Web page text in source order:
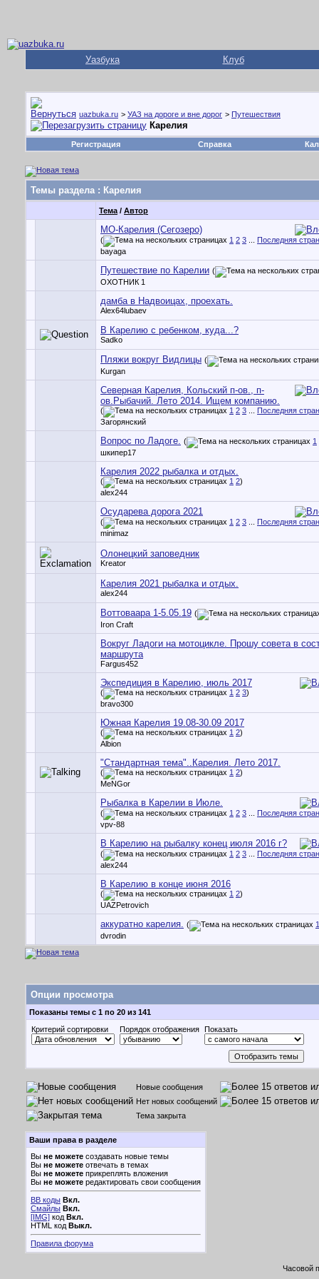
Уазбука Клуб
uazbuka.ru > УАЗ на дороге и вне дорог > Путешествия
Карелия
Регистрация Справка
Темы раздела: Карелия
Тема / Автор
МО-Карелия (Сегозеро)
( 1 2 3
Последняя
bayaga
Путешествие по Карелии (
ОХОТНИК 1
дамба в Надвоицах, проехать.
Alex64lubaev
В Карелию с ребенком, куда...?
Sadko
Пляжи вокруг Видлицы (
Kurgan
Северная Карелия, Кольский п-ов., п-
ов.Рыбачий. Лето 2014. Ищем компанию.
( 1 2 3
Последняя
Загорянский
Вопрос по Ладоге. (
1
шкипер17
Карелия 2022 рыбалка и отдых.
( 1 2)
alex244
Осударева дорога 2021
( 1 2 3
Последняя
minimaz
Олонецкий заповедник
Kreator
Карелия 2021 рыбалка и отдых.
alex244
Воттоваара 1-5.05.19 (
Iron Craft
Вокруг Ладоги на мотоцикле. Прошу совета в
маршрута
Fargus452
Экспедиция в Карелию, июль 2017
( 1 2 3)
bravo300
Южная Карелия 19.08-30.09 2017
( 1 2)
Albion
"Стандартная тема"..Карелия. Лето 2017.
( 1 2)
MeNGor
Рыбалка в Карелии в Июле.
( 1 2 3
Последняя
vpv-88
В Карелию на рыбалку конец июля 2016 г?
( 1 2 3
Последняя
alex244
В Карелию в конце июня 2016
( 1 2)
UAZPetrovich
аккуратно карелия. (
1
dvrodin
Опции просмотра
Показаны темы с 1 по 20 из 141
Критерий сортировки
Порядок отображения Показать
Новые сообщения
Нет новых сообщений
Тема закрыта
Ваши права в разделе
Вы не можете создавать новые темы
Вы не можете отвечать в темах
Вы не можете прикреплять вложения
Вы не можете редактировать свои сообщения
BB коды Вкл.
Смайлы Вкл.
[IMG] код Вкл.
HTML код Выкл.
Правила форума
Часовой